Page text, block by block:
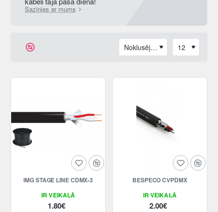
Sazinies ar mums
IR VEIKALĀ
IMG STAGE LINE CDMX-3
1.80€
IR VEIKALĀ
BESPECO CVPDMX
2.00€